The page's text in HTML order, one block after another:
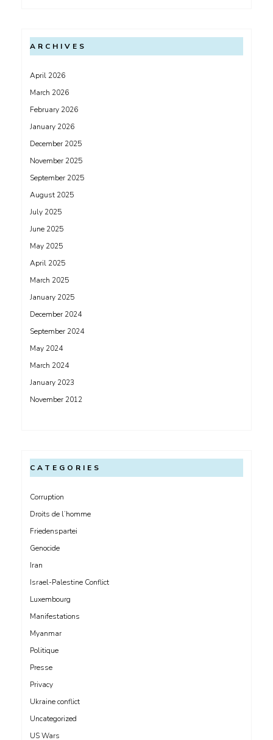
ARCHIVES
April 2026
March 2026
February 2026
January 2026
December 2025
November 2025
September 2025
August 2025
July 2025
June 2025
May 2025
April 2025
March 2025
January 2025
December 2024
September 2024
May 2024
March 2024
January 2023
November 2012
CATEGORIES
Corruption
Droits de l’homme
Friedenspartei
Genocide
Iran
Israel-Palestine Conflict
Luxembourg
Manifestations
Myanmar
Politique
Presse
Privacy
Ukraine conflict
Uncategorized
US Wars